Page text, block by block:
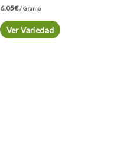
6.05€/ Gramo
Ver Variedad